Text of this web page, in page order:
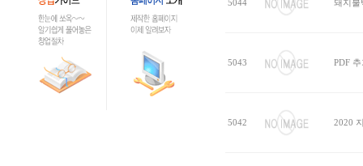
5044 돼지불
5043 PDF
5042 2020